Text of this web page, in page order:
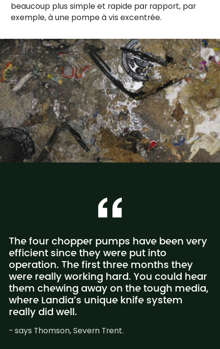
beaucoup plus simple et rapide par rapport, par
exemple, à une pompe à vis excentrée.
The four chopper pumps have been very
efficient since they were put into
operation. The first three months they
were really working hard. You could hear
them chewing away on the tough media,
where Landia’s unique knife system
really did well.
- says Thomson, Severn Trent.